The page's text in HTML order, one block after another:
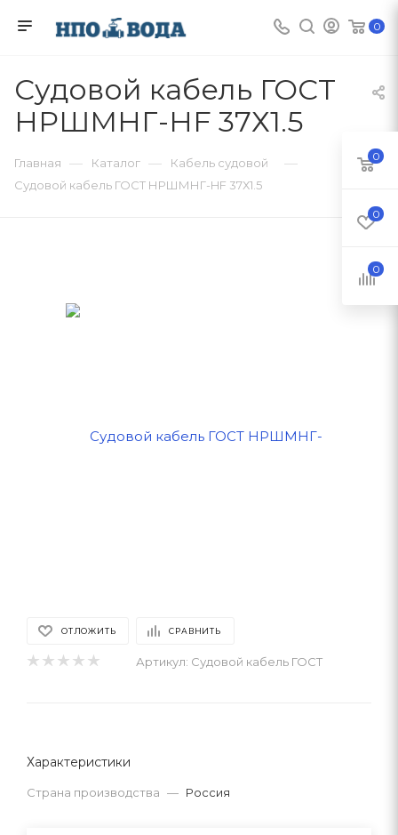
0
Судовой кабель ГОСТ
НРШМНГ-HF 37Х1.5
Главная — Каталог — Кабель судовой —
Судовой кабель ГОСТ НРШМНГ-HF 37Х1.5
ОТЛОЖИТЬ СРАВНИТЬ
Артикул: Судовой кабель ГОСТ
Характеристики
Страна производства — Россия
0
0
0